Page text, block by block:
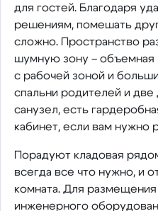
для гостей. Благодаря
решениям, помешать
сложно. Пространство
шумную зону – объемная
с рабочей зоной и
спальни родителей и
санузел, есть
кабинет, если вам нужно
Порадуют кладовая
всегда все что нужно, и
комната. Для
инженерного